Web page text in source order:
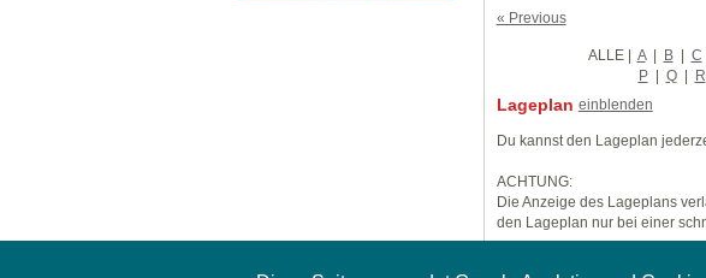
« Previous
ALLE| A | B | C
P | Q | R
Lageplan einblenden
Du kannst den Lageplan
ACHTUNG:
Die Anzeige des Lageplans
den Lageplan nur bei einer